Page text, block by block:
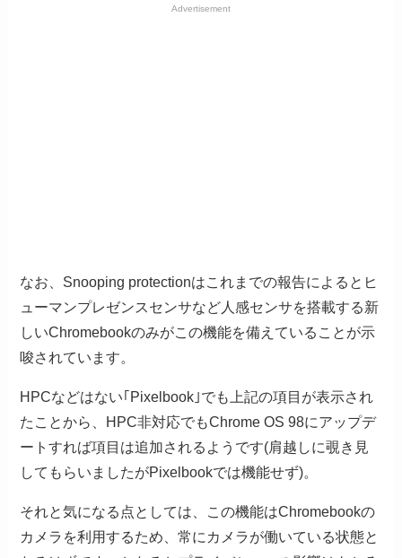
Advertisement
なお、Snooping protectionはこれまでの報告によるとヒ
ューマンプレゼンスセンサなど人感センサを搭載する新
しいChromebookのみがこの機能を備えていることが示
唆されています。
HPCなどはない｢Pixelbook｣でも上記の項目が表示され
たことから、HPC非対応でもChrome OS 98にアップデ
ートすれば項目は追加されるようです(肩越しに覗き見
してもらいましたがPixelbookでは機能せず)。
それと気になる点としては、この機能はChromebookの
カメラを利用するため、常にカメラが働いている状態と